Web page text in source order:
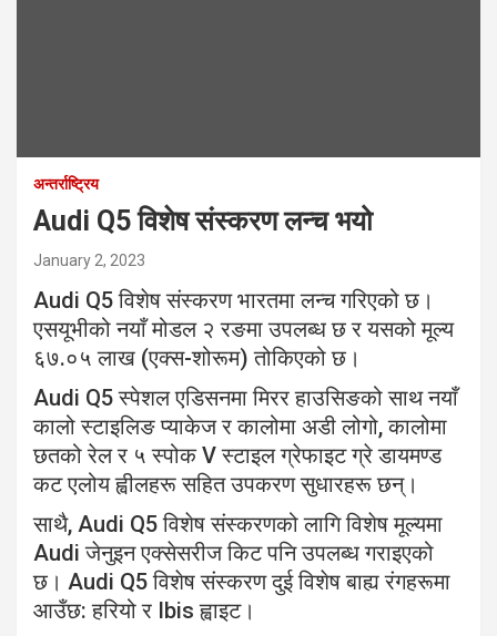
अन्तर्राष्ट्रिय
Audi Q5 विशेष संस्करण लन्च भयो
January 2, 2023
Audi Q5 विशेष संस्करण भारतमा लन्च गरिएको छ।
एसयूभीको नयाँ मोडल २ रङमा उपलब्ध छ र यसको मूल्य
६७.०५ लाख (एक्स-शोरूम) तोकिएको छ।
Audi Q5 स्पेशल एडिसनमा मिरर हाउसिङको साथ नयाँ
कालो स्टाइलिङ प्याकेज र कालोमा अडी लोगो, कालोमा
छतको रेल र ५ स्पोक V स्टाइल ग्रेफाइट ग्रे डायमण्ड
कट एलोय ह्वीलहरू सहित उपकरण सुधारहरू छन्।
साथै, Audi Q5 विशेष संस्करणको लागि विशेष मूल्यमा
Audi जेनुइन एक्सेसरीज किट पनि उपलब्ध गराइएको
छ। Audi Q5 विशेष संस्करण दुई विशेष बाह्य रंगहरूमा
आउँछ: हरियो र Ibis ह्वाइट।